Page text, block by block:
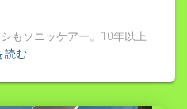
もソニッケアー。10年以上
読む